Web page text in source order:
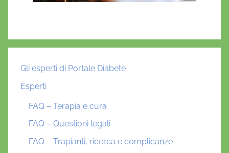
Gli esperti di Portale Diabete
Esperti
FAQ – Terapia e cura
FAQ – Questioni legali
FAQ – Trapianti, ricerca e complicanze